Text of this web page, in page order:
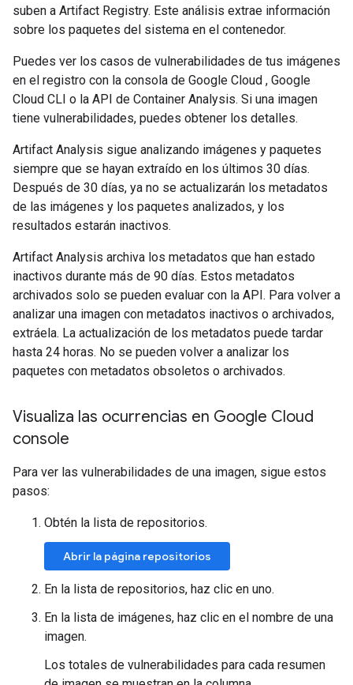
suben a Artifact Registry. Este análisis extrae información
sobre los paquetes del sistema en el contenedor.
Puedes ver los casos de vulnerabilidades de tus imágenes
en el registro con la consola de Google Cloud , Google
Cloud CLI o la API de Container Analysis. Si una imagen
tiene vulnerabilidades, puedes obtener los detalles.
Artifact Analysis sigue analizando imágenes y paquetes
siempre que se hayan extraído en los últimos 30 días.
Después de 30 días, ya no se actualizarán los metadatos
de las imágenes y los paquetes analizados, y los
resultados estarán inactivos.
Artifact Analysis archiva los metadatos que han estado
inactivos durante más de 90 días. Estos metadatos
archivados solo se pueden evaluar con la API. Para volver a
analizar una imagen con metadatos inactivos o archivados,
extráela. La actualización de los metadatos puede tardar
hasta 24 horas. No se pueden volver a analizar los
paquetes con metadatos obsoletos o archivados.
Visualiza las ocurrencias en Google Cloud
console
Para ver las vulnerabilidades de una imagen, sigue estos
pasos:
Obtén la lista de repositorios.
Abrir la página repositorios
En la lista de repositorios, haz clic en uno.
En la lista de imágenes, haz clic en el nombre de una
imagen.
Los totales de vulnerabilidades para cada resumen